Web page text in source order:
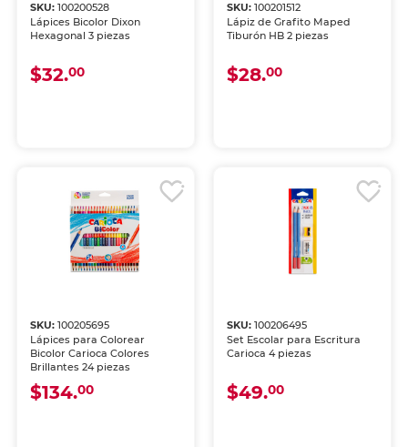
SKU:100200528
Lápices Bicolor Dixon
Hexagonal 3 piezas
$32.00
SKU: 100201512
Lápiz de Grafito Maped
Tiburón HB 2 piezas
$28.00
SKU:100205695
Lápices para Colorear
Bicolor Carioca Colores
Brillantes 24 piezas
$134.00
SKU: 100206495
Set Escolar para Escritura
Carioca 4 piezas
$49.00